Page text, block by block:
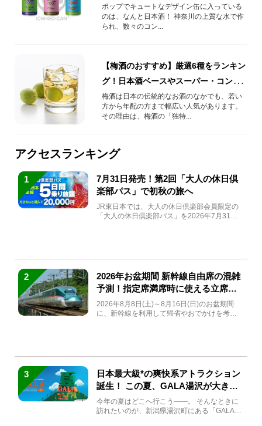
開始！
ポップでキュートなデザイン缶に入っている
のは、なんと日本酒！ 神奈川の上質な水で作
られ、数々のコン...
【梅酒のおすすめ】厳選6種をランキン
グ！日本酒ベースやスーパー・コンビ
ニで買える銘柄も紹介
梅酒は日本の伝統的なお酒のなかでも、若い
方から年配の方まで幅広い人気があります。
その理由は、梅酒の「独特...
アクセスランキング
1
7月31日発売！第2回「大人の休日倶
楽部パス」で初秋の旅へ
JR東日本では、大人の休日倶楽部会員限定の
「大人の休日倶楽部パス」を2026年7月31日
2
2026年お盆期間 新幹線自由席の混雑
予測！指定席満席時に使える立席特
急券も解説
2026年8月8日(土)～8月16日(日)のお盆期間
に、新幹線を利用して帰省やおでかけを考え
3
日本最大級*の爽快系アトラクション
誕生！ この夏、GALA湯沢が大きく
生まれ変わる
今年の夏はどこへ行こう――。 そんなときに
訪れたいのが、新潟県湯沢町にある「GALA湯